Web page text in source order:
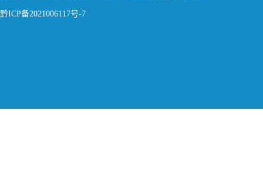
黔ICP备2021006117号-7